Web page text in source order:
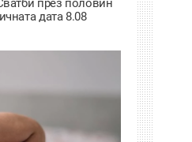
през половин
дата 8.08